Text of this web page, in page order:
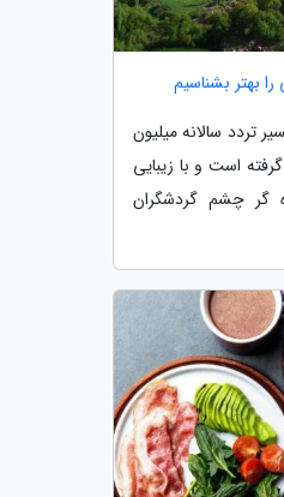
بهتر بشناسیم
تردد سالانه میلیون
است و با زیبایی
گر چشم گردشگران